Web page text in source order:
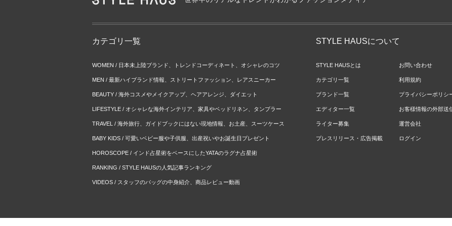
カテゴリ一覧
WOMEN / 日本未上陸ブランド、トレンドコーディネート、オシャレのコツ
MEN / 最新ハイブランド情報、ストリートファッション、レアスニーカー
BEAUTY / 海外コスメやメイクアップ、ヘアアレンジ、ダイエット
LIFESTYLE / オシャレな海外インテリア、家具やベッドリネン、タンブラー
TRAVEL / 海外旅行、ガイドブックにはない現地情報、お土産、スーツケース
BABY KIDS / 可愛いベビー服や子供服、出産祝いやお誕生日プレゼント
HOROSCOPE / インド占星術をベースにしたYATAのラグナ占星術
RANKING / STYLE HAUSの人気記事ランキング
VIDEOS / スタッフのバッグの中身紹介、商品レビュー動画
STYLE HAUSについて
STYLE HAUSとは
カテゴリ一覧
ブランド一覧
エディター一覧
ライター募集
プレスリリース・広告掲載
お問い合わせ
利用規約
プライバシーポリシ
お客様情報の外部送
運営会社
ログイン